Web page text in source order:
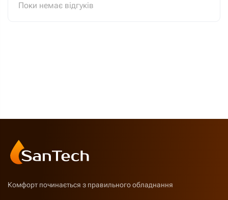
Поки немає відгуків
Комфорт починається з правильного обладнання